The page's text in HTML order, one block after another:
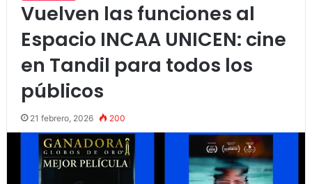
Vuelven las funciones al
Espacio INCAA UNICEN: cine
en Tandil para todos los
públicos
21 febrero, 2026 200